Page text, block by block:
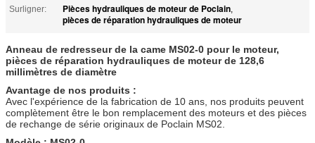
Surligner:
Pièces hydrauliques de moteur de Poclain,
pièces de réparation hydrauliques de moteur
Anneau de redresseur de la came MS02-0 pour le moteur,
pièces de réparation hydrauliques de moteur de 128,6
millimètres de diamètre
Avantage de nos produits :
Avec l'expérience de la fabrication de 10 ans, nos produits peuvent
complètement être le bon remplacement des moteurs et des pièces
de rechange de série originaux de Poclain MS02.